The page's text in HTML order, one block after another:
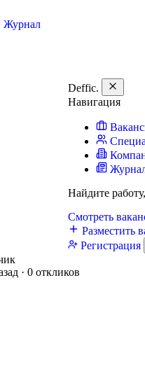
Журнал
Deffic.
Навигация
Найдите
Смотреть
Разместить
Регистрация
· 0 откликов